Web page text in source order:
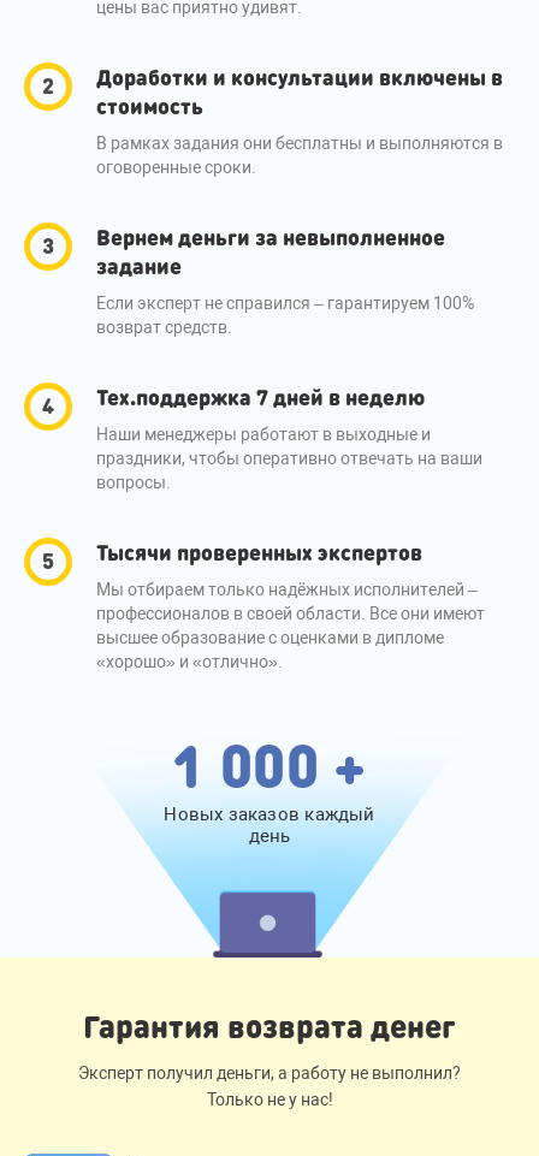
цены вас приятно удивят.
Доработки и консультации включены в
стоимость
В рамках задания они бесплатны и выполняются в
оговоренные сроки.
Вернем деньги за невыполненное
задание
Если эксперт не справился – гарантируем 100%
возврат средств.
Тех.поддержка 7 дней в неделю
Наши менеджеры работают в выходные и
праздники, чтобы оперативно отвечать на ваши
вопросы.
Тысячи проверенных экспертов
Мы отбираем только надёжных исполнителей –
профессионалов в своей области. Все они имеют
высшее образование с оценками в дипломе
«хорошо» и «отлично».
1 000 +
Новых заказов каждый
день
Гарантия возврата денег
Эксперт получил деньги, а работу не выполнил?
Только не у нас!